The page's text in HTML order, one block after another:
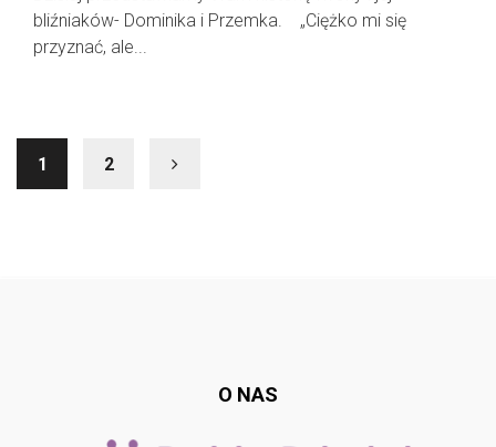
bliźniaków- Dominika i Przemka. „Ciężko mi się
przyznać, ale...
1 2
O NAS